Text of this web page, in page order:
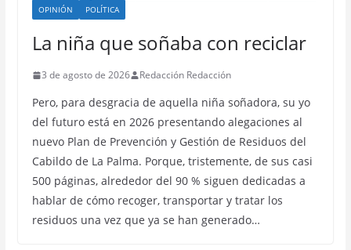
OPINIÓN
POLÍTICA
La niña que soñaba con reciclar
3 de agosto de 2026 Redacción Redacción
Pero, para desgracia de aquella niña soñadora, su yo
del futuro está en 2026 presentando alegaciones al
nuevo Plan de Prevención y Gestión de Residuos del
Cabildo de La Palma. Porque, tristemente, de sus casi
500 páginas, alrededor del 90 % siguen dedicadas a
hablar de cómo recoger, transportar y tratar los
residuos una vez que ya se han generado…